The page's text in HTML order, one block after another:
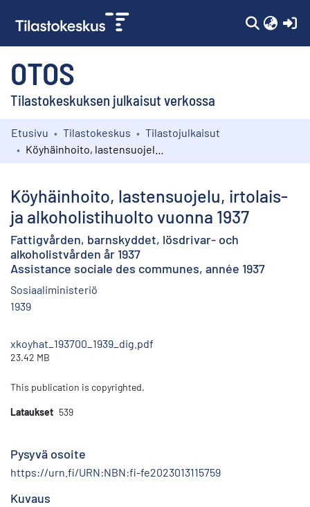
OTOS
Tilastokeskuksen julkaisut verkossa
Kokoelmat
Etusivu Tilastokeskus
Tilastojulkaisut
Köyhäinhoito, lastensuojelu, irtolais-
ja alkoholistihuolto vuonna 1937
Fattigvården, barnskyddet, lösdrivar- och
alkoholistvården år 1937
Assistance sociale des communes, année 1937
Sosiaaliministeriö
1939
xkoyhat_193700_1939_dig.pdf
23.42 MB
This publication is copyrighted.
Lataukset 539
Pysyvä osoite
https://urn.fi/URN:NBN:fi-fe2023013115759
Kuvaus